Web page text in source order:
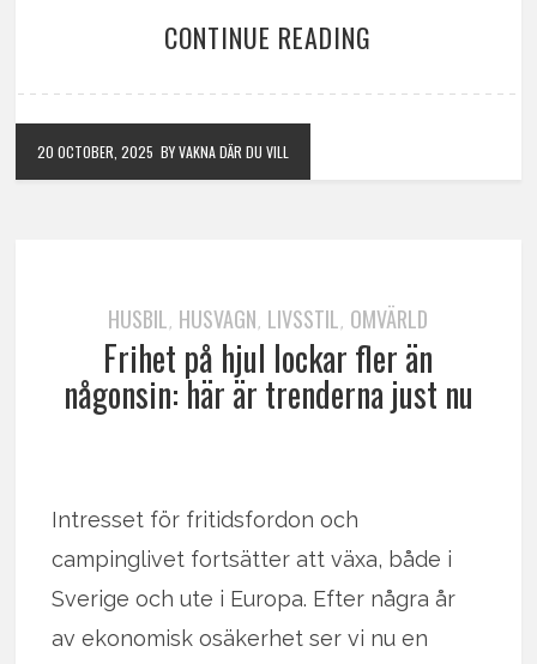
CONTINUE READING
20 OCTOBER, 2025 BY VAKNA DÄR DU VILL
HUSBIL, HUSVAGN, LIVSSTIL, OMVÄRLD
Frihet på hjul lockar fler än
någonsin: här är trenderna just nu
Intresset för fritidsfordon och
campinglivet fortsätter att växa, både i
Sverige och ute i Europa. Efter några år
av ekonomisk osäkerhet ser vi nu en